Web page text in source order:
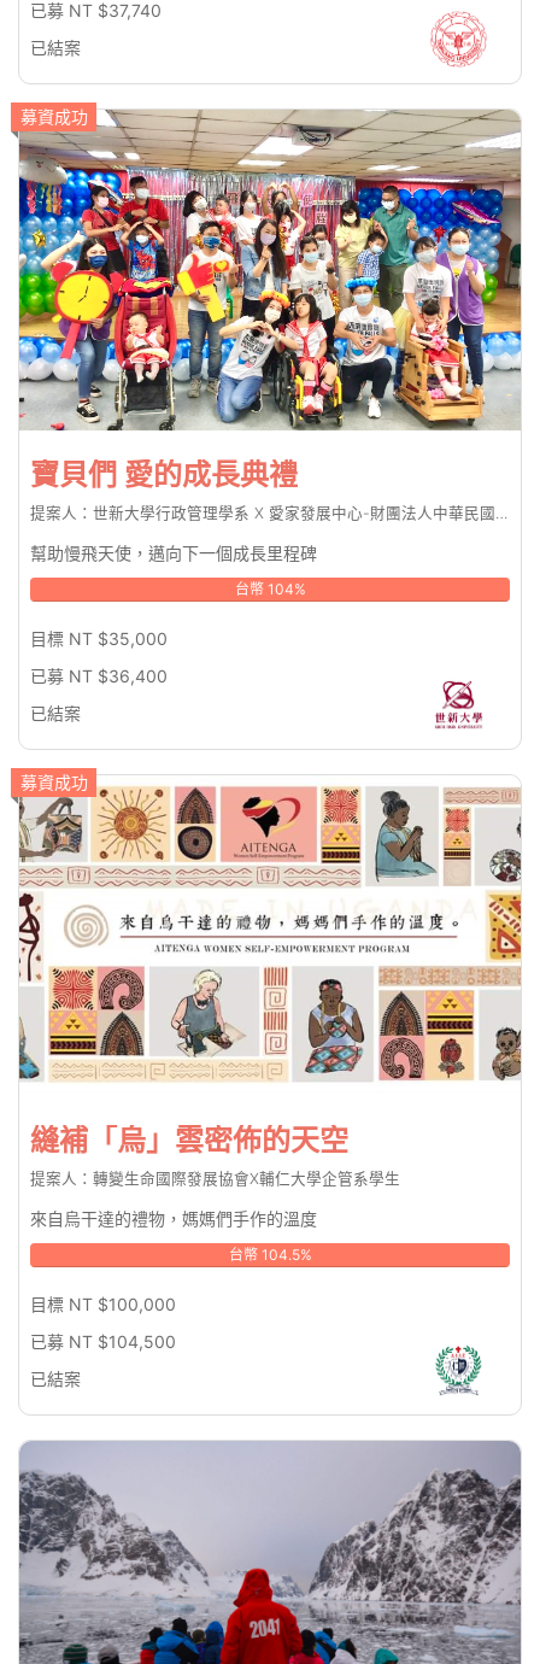
已募 NT $37,740
已結案
募資成功
寶貝們 愛的成長典禮
幫助慢飛天使，邁向下一個成長里程碑
台幣 104%
目標 NT $35,000
已募 NT $36,400
已結案
募資成功
縫補「烏」雲密佈的天空
提案人：轉變生命國際發展協會X輔仁大學企管系學生
來自烏干達的禮物，媽媽們手作的溫度
台幣 104.5%
目標 NT $100,000
已募 NT $104,500
已結案